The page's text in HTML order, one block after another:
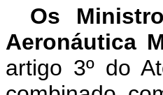
Os
Aeronáutica
artigo 3º do